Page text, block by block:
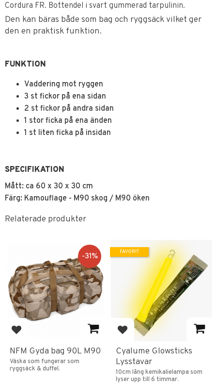
Cordura FR. Bottendel i svart gummerad tarpulinin.
Den kan bäras både som bag och ryggsäck vilket ger
den en praktisk funktion.
FUNKTION
Vaddering mot ryggen
3 st fickor på ena sidan
2 st fickor på andra sidan
1 stor ficka på ena änden
1 st liten ficka på insidan
SPECIFIKATION
Mått: ca 60 x 30 x 30 cm
Färg: Kamouflage - M90 skog / M90 öken
Relaterade produkter
Lägg till i favoriter
NFM Gyda bag 90L M90
Väska som fungerar som
ryggsäck & duffel.
31%
Lägg till i favoriter
Cyalume Glowsticks
Lysstavar
10cm lång kemikalielampa som
lyser upp till 6 timmar.
FAVORIT